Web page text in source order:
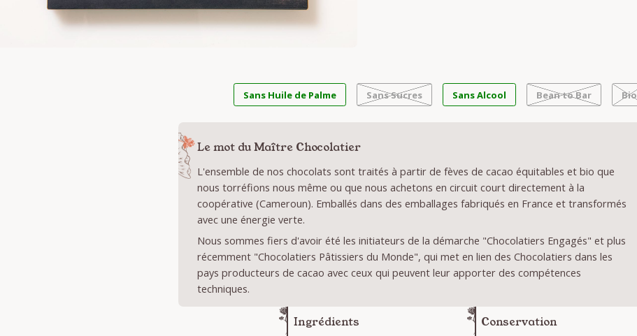
Sans Huile de Palme Sans Sucres Sans Alcool Bean to Bar Bio
Le mot du Maître Chocolatier
L'ensemble de nos chocolats sont traités à partir de fèves de cacao équitables et bio que
nous torréfions nous même ou que nous achetons en circuit court directement à la
coopérative (Cameroun). Emballés dans des emballages fabriqués en France et transformés
avec une énergie verte.
Nous sommes fiers d'avoir été les initiateurs de la démarche "Chocolatiers Engagés" et plus
récemment "Chocolatiers Pâtissiers du Monde", qui met en lien des Chocolatiers dans les
pays producteurs de cacao avec ceux qui peuvent leur apporter des compétences
techniques.
Ingrédients Conservation